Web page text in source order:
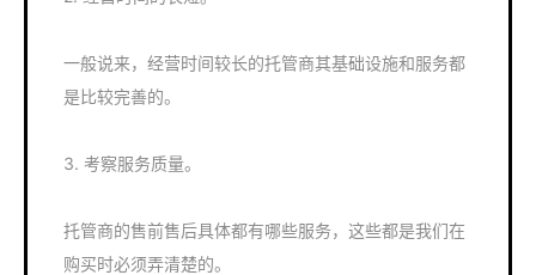
一般说来，经营时间较长的托管商其基础设施和服务都
是比较完善的。
3. 考察服务质量。
托管商的售前售后具体都有哪些服务，这些都是我们在
购买时必须弄清楚的。